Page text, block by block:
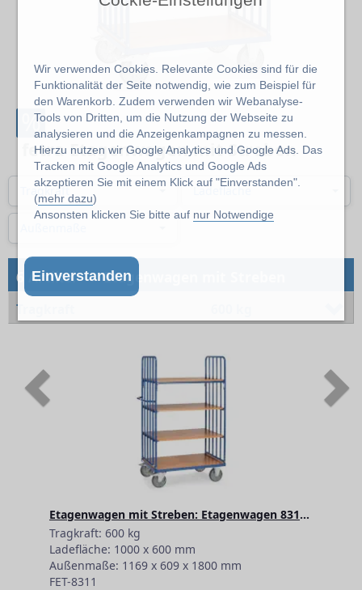
Wir verwenden Cookies. Relevante Cookies sind für die
Funktionalität der Seite notwendig, wie zum Beispiel für
den Warenkorb. Zudem verwenden wir Webanalyse-
Tools von Dritten, um die Nutzung der Webseite zu
analysieren und die Anzeigenkampagnen zu messen.
Hierzu nutzen wir Google Analytics und Google Ads. Das
Tracken mit Google Analytics und Google Ads
akzeptieren Sie mit einem Klick auf "Einverstanden".
(mehr dazu)
Ansonsten klicken Sie bitte auf nur Notwendige
Einverstanden
%
fetra Etagenwagen mit Streben
Tragkraft Ladefläche
6 Artikel→Etagenwagen mit Streben
Tragkraft
Etagenwagen mit Streben: Etagenwagen 8311 mit Streben
Tragkraft: 600 kg
Ladefläche: 1000 x 600 mm
Außenmaße: 1169 x 609 x 1800 mm
FET-8311